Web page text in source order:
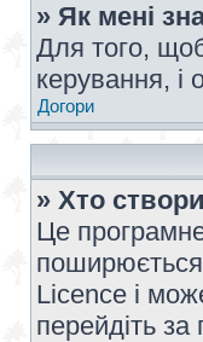
» Як мені
Для того,
керування, і
Догори
» Хто
Це
поширюється
Licence і
перейдіть